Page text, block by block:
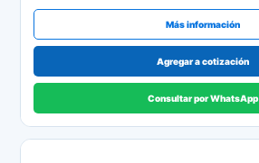
Más información
Agregar a cotización
Consultar por WhatsApp